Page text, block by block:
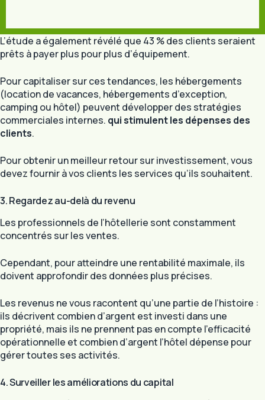
L’étude a également révélé que 43 % des clients seraient
prêts à payer plus pour plus d’équipement.
Pour capitaliser sur ces tendances, les hébergements
(location de vacances, hébergements d’exception,
camping ou hôtel) peuvent développer des stratégies
commerciales internes. qui stimulent les dépenses des
clients.
Pour obtenir un meilleur retour sur investissement, vous
devez fournir à vos clients les services qu’ils souhaitent.
3. Regardez au-delà du revenu
Les professionnels de l’hôtellerie sont constamment
concentrés sur les ventes.
Cependant, pour atteindre une rentabilité maximale, ils
doivent approfondir des données plus précises.
Les revenus ne vous racontent qu’une partie de l’histoire :
ils décrivent combien d’argent est investi dans une
propriété, mais ils ne prennent pas en compte l’efficacité
opérationnelle et combien d’argent l’hôtel dépense pour
gérer toutes ses activités.
4. Surveiller les améliorations du capital